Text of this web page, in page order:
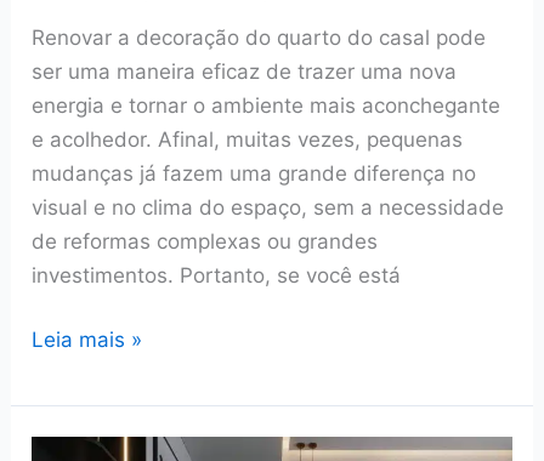
Renovar a decoração do quarto do casal pode
ser uma maneira eficaz de trazer uma nova
energia e tornar o ambiente mais aconchegante
e acolhedor. Afinal, muitas vezes, pequenas
mudanças já fazem uma grande diferença no
visual e no clima do espaço, sem a necessidade
de reformas complexas ou grandes
investimentos. Portanto, se você está
3
rápidas
para
Leia mais »